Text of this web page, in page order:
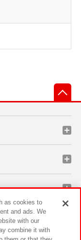
as cookies to
and ads. We
with our
combine it with